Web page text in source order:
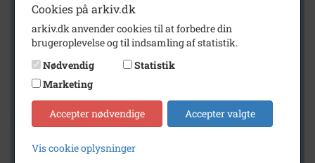
Arkiv
Historisk Arkiv Dragør
Generelt
Cookies på arkiv.dk
arkiv.dk anvender cookies til at forbedre din
brugeroplevelse og til indsamling af statistik.
Nødvendig
Statistik
Marketing
Accepter nødvendige Accepter valgte
Vis cookie oplysninger